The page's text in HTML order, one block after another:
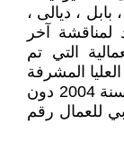
، ديالى ،
لمناقشة آخر
التي تم
المشرفة
على تنفيذ قرار مجلس الحكم رقم (3 ) لسنة 2004 دون
للعمال رقم